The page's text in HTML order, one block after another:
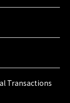
Transactions